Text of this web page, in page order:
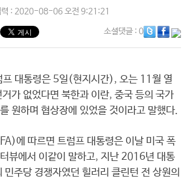
력 : 2020-08-06 오전 9:21:21
소셜댓글: 0
프 대통령은 5일(현지시간), 오는 11월 열
가 없었다면 북한과 이란, 중국 등의 국가
원하며 협상장에 있었을 것이라고 말했다.
에 따르면 트럼프 대통령은 이날 미국 폭
뷰에서 이같이 말하고, 지난 2016년 대통
민주당 경쟁자였던 힐러리 클린턴 전 상원의